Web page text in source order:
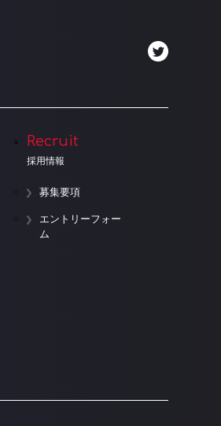
Recruit
採用情報
募集要項
エントリーフォー
ム